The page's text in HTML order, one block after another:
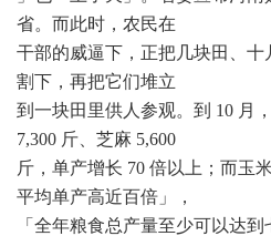
省。而此时，农民在
干部的威逼下，正把几块田、
割下，再把它们堆立
到一块田里供人参观。到 10 月
7,300 斤、芝麻 5,600
斤，单产增长 70 倍以上；而玉
平均单产高近百倍」，
「全年粮食总产量至少可以达